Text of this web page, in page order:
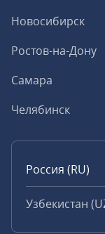
Новосибирск
Ростов-на-Дону
Самара
Челябинск
Россия (RU)
Узбекистан